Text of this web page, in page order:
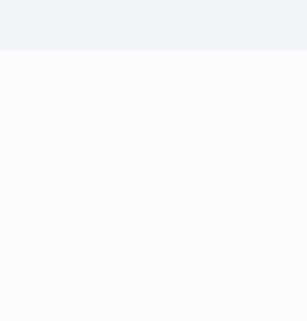
tiesiog naudokitės svetaine kaip